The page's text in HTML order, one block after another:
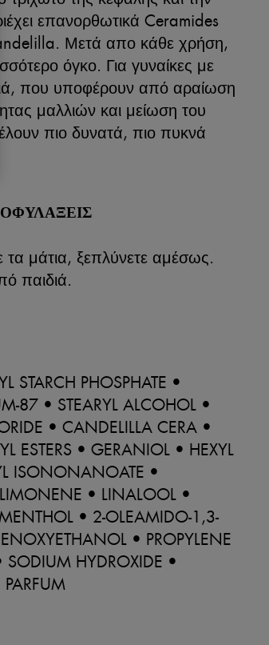
επανορθωτικά Ceramides
Μετά απο κάθε χρήση,
όγκο. Για γυναίκες με
που υποφέρουν από αραίωση
μαλλιών και μείωση του
πιο δυνατά, πιο πυκνά
μάτια, ξεπλύνετε αμέσως.
παιδιά.
STARCH PHOSPHATE •
87 • STEARYL ALCOHOL •
• CANDELILLA CERA •
ESTERS • GERANIOL • HEXYL
ISONONANOATE •
• LINALOOL •
• 2-OLEAMIDO-1,3-
• PROPYLENE
HYDROXIDE •
PARFUM